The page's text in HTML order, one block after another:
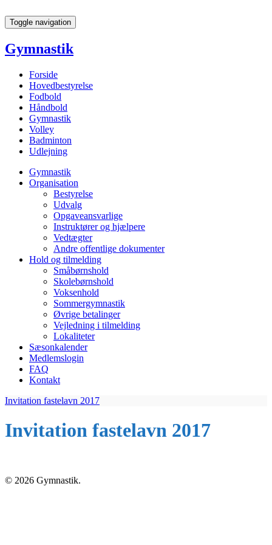
Toggle navigation
Gymnastik
Forside
Hovedbestyrelse
Fodbold
Håndbold
Gymnastik
Volley
Badminton
Udlejning
Gymnastik
Organisation
Bestyrelse
Udvalg
Opgaveansvarlige
Instruktører og hjælpere
Vedtægter
Andre offentlige dokumenter
Hold og tilmelding
Småbørnshold
Skolebørnshold
Voksenhold
Sommergymnastik
Øvrige betalinger
Vejledning i tilmelding
Lokaliteter
Sæsonkalender
Medlemslogin
FAQ
Kontakt
Invitation fastelavn 2017
Invitation fastelavn 2017
© 2026 Gymnastik.